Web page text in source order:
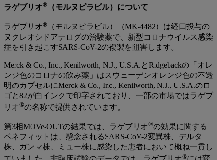
ラゲブリオ® （モルヌピラビル）について
ラゲブリオ® （モルヌピラビル）（MK-4482）は経口投与の
ヌクレオシドアナログの治験薬で、新型コロナウイルス感染
症を引き起こすSARS-CoV-2の複製を阻害します。
Merck & Co., Inc., Kenilworth, N.J., U.S.A.とRidgebackの「オレ
ンジ色のコロナの飲み薬」はスウェーデンオレンジ色の不透
明のカプセルにMerck & Co., Inc., Kenilworth, N.J., U.S.A.のロ
ゴと82が白インクで印字されており、一部の市場ではラゲブ
リオ®の名称で提供されています。
第3相MOVe-OUTの結果では、ラゲブリオ®の効果に関する
ベネフィットは、懸念されるSARS-CoV-2変異株、デルタ
株、ガンマ株、ミュー株に感染した患者において概ね一貫し
®